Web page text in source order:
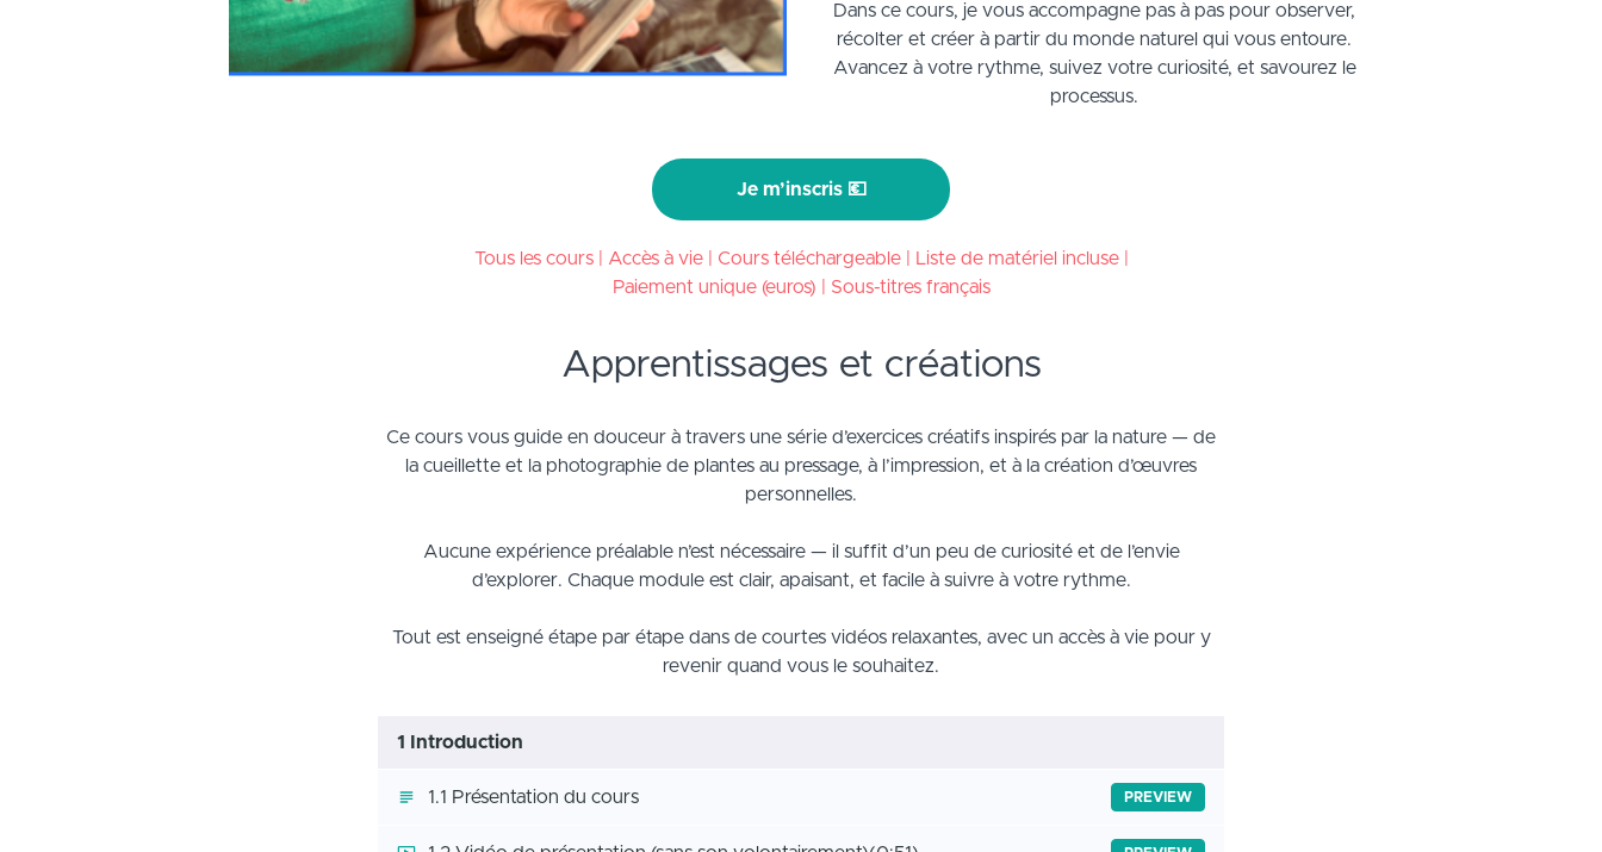
Dans ce cours, je vous accompagne pas à pas pour observer,
récolter et créer à partir du monde naturel qui vous entoure.
Avancez à votre rythme, suivez votre curiosité, et savourez le
processus.
Je m’inscris 💶
Tous les cours | Accès à vie | Cours téléchargeable | Liste de matériel incluse |
Paiement unique (euros) | Sous-titres français
Apprentissages et créations
Ce cours vous guide en douceur à travers une série d’exercices créatifs inspirés par la nature — de
la cueillette et la photographie de plantes au pressage, à l’impression, et à la création d’œuvres
personnelles.
Aucune expérience préalable n’est nécessaire — il suffit d’un peu de curiosité et de l’envie
d’explorer. Chaque module est clair, apaisant, et facile à suivre à votre rythme.
Tout est enseigné étape par étape dans de courtes vidéos relaxantes, avec un accès à vie pour y
revenir quand vous le souhaitez.
1 Introduction
1.1 Présentation du cours PREVIEW